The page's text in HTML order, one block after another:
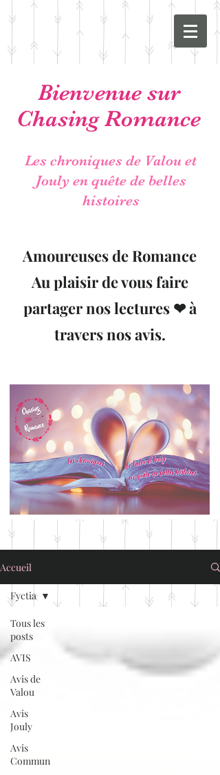
Bienvenue sur
Chasing Romance
Les chroniques de Valou et
Jouly en quête de belles
histoires
Amoureuses de Romance
Au plaisir de vous faire
partager nos lectures ❤ à
travers nos avis.
Accueil
Tous les
posts
AVIS
Avis de
Valou
Avis
Jouly
Avis
Commun
Fyctia